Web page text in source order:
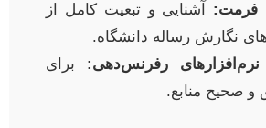
فرمت: آشنایی و تبعیت کامل از
نگارش رساله دانشگاه.
نرم‌افزارهای رفرنس‌دهی: برای
و صحیح منابع.